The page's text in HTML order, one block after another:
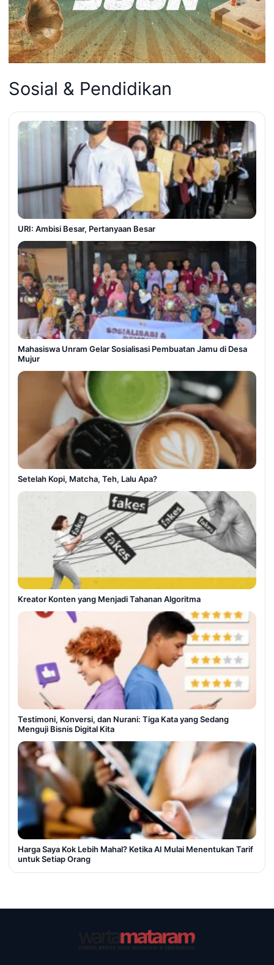
Sosial & Pendidikan
URI: Ambisi Besar, Pertanyaan Besar
Mahasiswa Unram Gelar Sosialisasi Pembuatan Jamu di Desa
Mujur
Setelah Kopi, Matcha, Teh, Lalu Apa?
Kreator Konten yang Menjadi Tahanan Algoritma
Testimoni, Konversi, dan Nurani: Tiga Kata yang Sedang
Menguji Bisnis Digital Kita
Harga Saya Kok Lebih Mahal? Ketika AI Mulai Menentukan Tarif
untuk Setiap Orang